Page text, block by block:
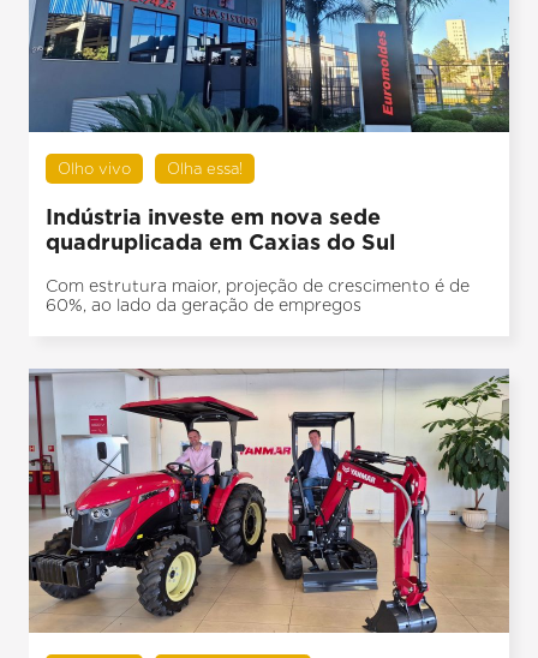
Olho vivo Olha essa!
Indústria investe em nova sede
quadruplicada em Caxias do Sul
Com estrutura maior, projeção de crescimento é de
60%, ao lado da geração de empregos